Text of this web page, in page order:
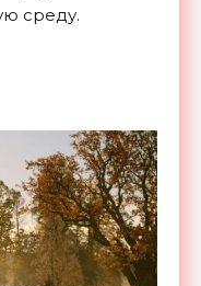
среду.